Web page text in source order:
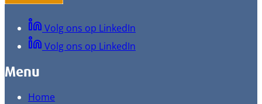
Volg ons op LinkedIn
Volg ons op LinkedIn
Menu
Home